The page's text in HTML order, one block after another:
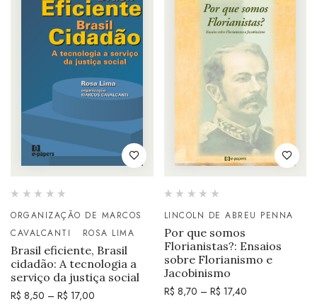
ORGANIZAÇÃO DE MARCOS
CAVALCANTI
ROSA LIMA
Brasil eficiente, Brasil
cidadão: A tecnologia a
serviço da justiça social
R$ 8,50 – R$ 17,00
LINCOLN DE ABREU PENNA
Por que somos
Florianistas?: Ensaios
sobre Florianismo e
Jacobinismo
R$ 8,70 – R$ 17,40